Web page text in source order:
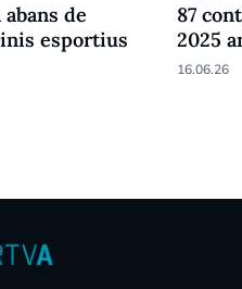
de
esportius
87
2025
16.06.26